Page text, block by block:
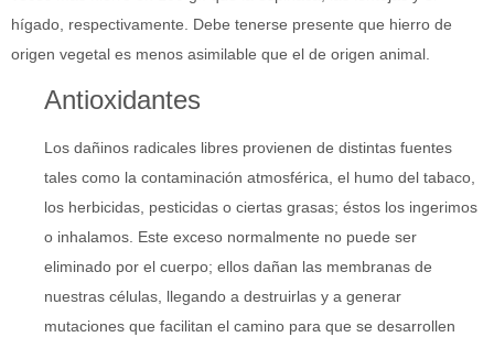
hígado, respectivamente. Debe tenerse presente que hierro de
origen vegetal es menos asimilable que el de origen animal.
Antioxidantes
Los dañinos radicales libres provienen de distintas fuentes
tales como la contaminación atmosférica, el humo del tabaco,
los herbicidas, pesticidas o ciertas grasas; éstos los ingerimos
o inhalamos. Este exceso normalmente no puede ser
eliminado por el cuerpo; ellos dañan las membranas de
nuestras células, llegando a destruirlas y a generar
mutaciones que facilitan el camino para que se desarrollen